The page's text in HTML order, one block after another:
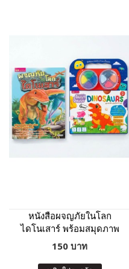
หนังสือผจญภัยในโลก
ไดโนเสาร์ พร้อมสมุดภาพ
และดินเบาปั้นแปะ
Dinosaurs : ภาพไดโนเสาร์
8 ฉาก 11 ตัว ดินเบา 8 สี
150 บาท